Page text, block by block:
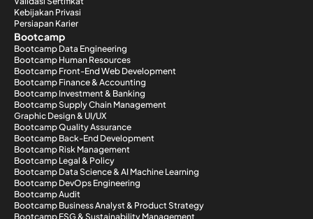
Kebijakan Privasi
Persiapan Karier
Bootcamp
Bootcamp Data Engineering
Bootcamp Human Resources
Bootcamp Front-End Web Development
Bootcamp Finance & Accounting
Bootcamp Investment & Banking
Bootcamp Supply Chain Management
Graphic Design & UI/UX
Bootcamp Quality Assurance
Bootcamp Back-End Development
Bootcamp Risk Management
Bootcamp Legal & Policy
Bootcamp Data Science & AI Machine Learning
Bootcamp DevOps Engineering
Bootcamp Audit
Bootcamp Business Analyst & Product Strategy
Bootcamp ESG & Sustainability Management